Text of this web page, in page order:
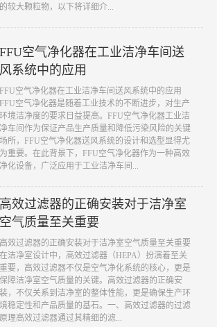
的较大颗粒物，以下将详细介...
FFU空气净化器在工业洁净车间送
风系统中的应用
​FFU空气净化器在工业洁净车间送风系统中的应用
FFU空气净化器是随着工业技术的不断进步，对生产
环境洁净度的要求日益提高。FFU空气净化器工业洁
净车间作为保证产品生产质量和降低污染风险的关键
场所，FFU空气净化器送风系统的设计和选型显得尤
为重要。在此背景下，FFU空气净化器作为一种高效
净化设备，广泛应用于工业洁净车间...
高效过滤器的正确安装对于洁净室
空气质量至关重要
​高效过滤器的正确安装对于洁净室空气质量至关重要
在洁净室设计中，高效过滤器（HEPA）扮演着至关
重要，高效过滤器不仅是空气净化系统的核心，更是
保障洁净室空气质量的关键。高效过滤器的正确安
装，不仅关系到洁净室的整体性能，更是确保生产环
境稳定性和产品质量的基石。一、高效过滤器的过滤
原理高效过滤器通过其精细的滤...